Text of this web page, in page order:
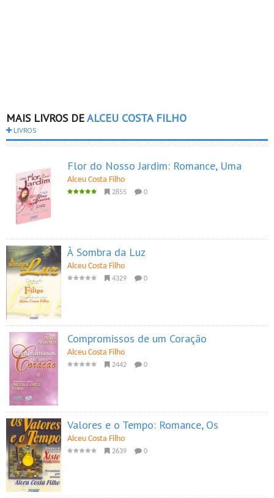
MAIS LIVROS DEALCEU COSTA FILHO
LIVROS
Flor do Nosso Jardim: Romance, Uma
Alceu Costa Filho
2855 0
À Sombra da Luz
Alceu Costa Filho
4329 0
Compromissos de um Coração
Alceu Costa Filho
2442 0
Valores e o Tempo: Romance, Os
Alceu Costa Filho
2639 0